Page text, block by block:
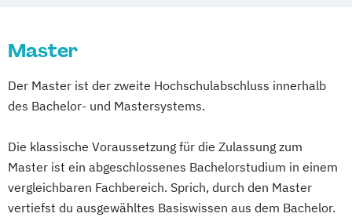
Master
Der Master ist der zweite Hochschulabschluss innerhalb
des Bachelor- und Mastersystems.
Die klassische Voraussetzung für die Zulassung zum
Master ist ein abgeschlossenes Bachelorstudium in einem
vergleichbaren Fachbereich. Sprich, durch den Master
vertiefst du ausgewähltes Basiswissen aus dem Bachelor.